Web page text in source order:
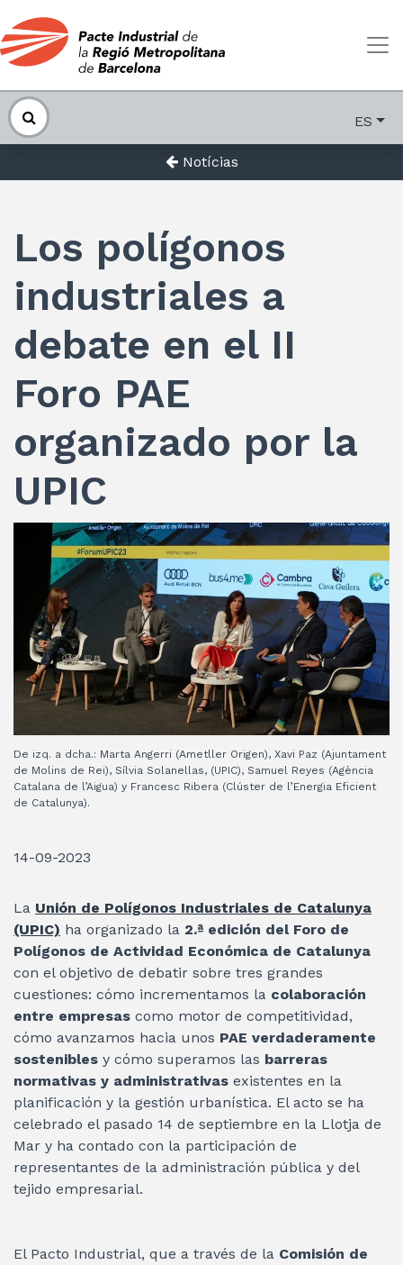
ES
Notícias
Los polígonos
industriales a
debate en el II
Foro PAE
organizado por la
UPIC
De izq. a dcha.: Marta Angerri (Ametller Origen), Xavi Paz (Ajuntament
de Molins de Rei), Sílvia Solanellas, (UPIC), Samuel Reyes (Agència
Catalana de l’Aigua) y Francesc Ribera (Clúster de l’Energia Eficient
de Catalunya).
14-09-2023
La Unión de Polígonos Industriales de Catalunya
(UPIC) ha organizado la 2.ª edición del Foro de
Polígonos de Actividad Económica de Catalunya
con el objetivo de debatir sobre tres grandes
cuestiones: cómo incrementamos la colaboración
entre empresas como motor de competitividad,
cómo avanzamos hacia unos PAE verdaderamente
sostenibles y cómo superamos las barreras
normativas y administrativas existentes en la
planificación y la gestión urbanística. El acto se ha
celebrado el pasado 14 de septiembre en la Llotja de
Mar y ha contado con la participación de
representantes de la administración pública y del
tejido empresarial.
El Pacto Industrial, que a través de la Comisión de